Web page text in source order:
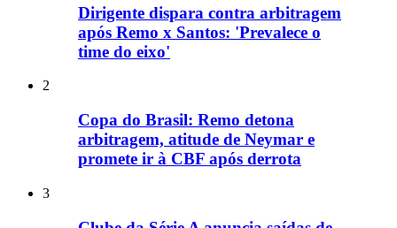
Dirigente dispara contra arbitragem
após Remo x Santos: 'Prevalece o
time do eixo'
2
Copa do Brasil: Remo detona
arbitragem, atitude de Neymar e
promete ir à CBF após derrota
3